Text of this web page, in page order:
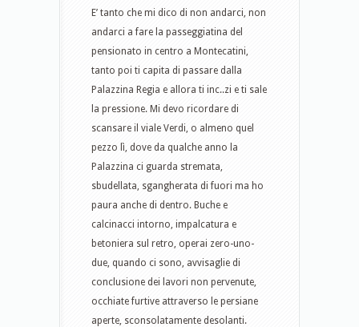
E’ tanto che mi dico di non andarci, non
andarci a fare la passeggiatina del
pensionato in centro a Montecatini,
tanto poi ti capita di passare dalla
Palazzina Regia e allora ti inc..zi e ti sale
la pressione. Mi devo ricordare di
scansare il viale Verdi, o almeno quel
pezzo lì, dove da qualche anno la
Palazzina ci guarda stremata,
sbudellata, sgangherata di fuori ma ho
paura anche di dentro. Buche e
calcinacci intorno, impalcatura e
betoniera sul retro, operai zero-uno-
due, quando ci sono, avvisaglie di
conclusione dei lavori non pervenute,
occhiate furtive attraverso le persiane
aperte, sconsolatamente desolanti.